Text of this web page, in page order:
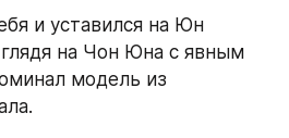
и уставился на Юн
на Чон Юна с явным
модель из